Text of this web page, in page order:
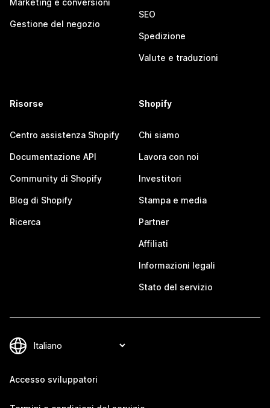
Marketing e conversioni
Gestione del negozio
SEO
Spedizione
Valute e traduzioni
Risorse
Centro assistenza Shopify
Documentazione API
Community di Shopify
Blog di Shopify
Ricerca
Shopify
Chi siamo
Lavora con noi
Investitori
Stampa e media
Partner
Affiliati
Informazioni legali
Stato del servizio
Accesso sviluppatori